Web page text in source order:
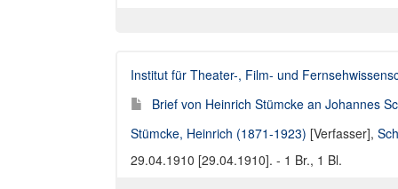
Institut für Theater-, Film- und
Brief von Heinrich Stümcke an Johannes
Stümcke, Heinrich (1871-1923) [Verfasser],
29.04.1910 [29.04.1910]. - 1 Br., 1 Bl.